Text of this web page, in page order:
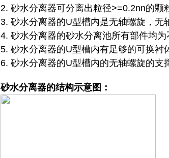
2. 砂水分离器可分离出粒径>=0.2nn的颗
3. 砂水分离器的U型槽内是无轴螺旋，无
4. 砂水分离器的砂水分离池所有部件均
5. 砂水分离器的U型槽内有足够的可换衬
6. 砂水分离器的U型槽内的无轴螺旋的支
砂水分离器的结构示意图：